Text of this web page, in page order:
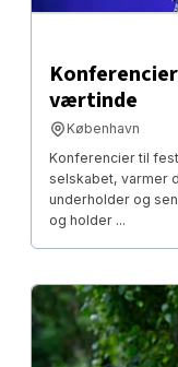
værtinde
København
Konferencier til
selskabet, varmer
underholder og
og holder ...